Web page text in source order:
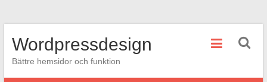
Wordpressdesign
Bättre hemsidor och funktion